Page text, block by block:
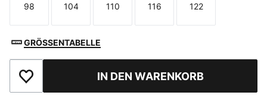
Größe
98
Größe
104
Größe
110
Größe
116
Größe
122
GRÖSSENTABELLE
Zu Favoriten hinzufügenIN DEN WARENKORB